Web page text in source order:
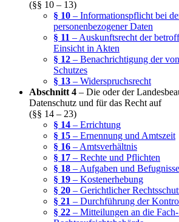
(§§ 10 – 13)
§ 10 – Informationspflicht bei
personenbezogener Daten
§ 11 – Auskunftsrecht der
Einsicht in Akten
§ 12 – Benachrichtigung der
Schutzes
§ 13 – Widerspruchsrecht
Abschnitt 4 – Die oder der
Datenschutz und für das Recht auf
(§§ 14 – 23)
§ 14 – Errichtung
§ 15 – Ernennung und Amtszeit
§ 16 – Amtsverhältnis
§ 17 – Rechte und Pflichten
§ 18 – Aufgaben und
§ 19 – Kostenerhebung
§ 20 – Gerichtlicher
§ 21 – Durchführung der
§ 22 – Mitteilungen an die